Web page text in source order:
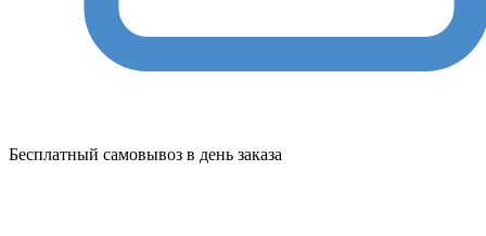
Бесплатный самовывоз в день заказа